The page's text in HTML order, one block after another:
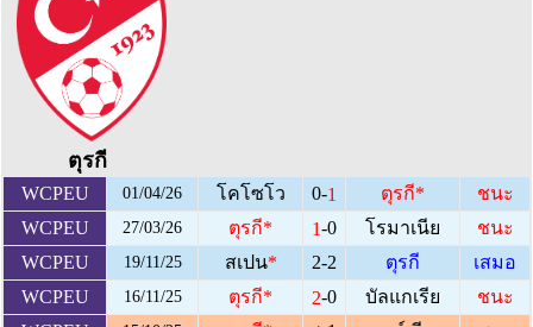
ตุรกี
WCPEU 01/04/26 โคโซโว 0-1 ตุรกี*
ชนะ
WCPEU
27/03/26 ตุรกี* 1-0 โรมาเนีย
ชนะ
WCPEU
19/11/25 สเปน* 2-2 ตุรกี
เสมอ
WCPEU
16/11/25 ตุรกี* 2-0 บัลแกเรีย
ชนะ